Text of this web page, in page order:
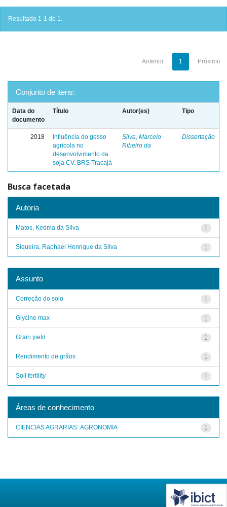
Resultado 1-1 de 1.
Anterior 1 Próximo
Conjunto de itens:
Data do
documento
Título Autor(es) Tipo
2018
Influência do gesso
agrícola no
desenvolvimento da
soja CV. BRS Tracajá
Silva, Marcelo
Ribeiro da
Dissertação
Busca facetada
Autoria
1
Matos, Kedma da Silva
1
Siqueira, Raphael Henrique da Silva
Assunto
1
Correção do solo
1
Glycine max
1
Grain yield
1
Rendimento de grãos
1
Soil fertility
Áreas de conhecimento
1
CIENCIAS AGRARIAS::AGRONOMIA